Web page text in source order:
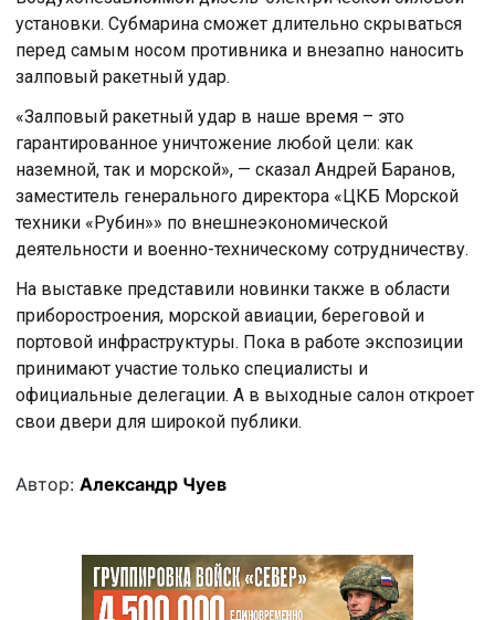
установки. Субмарина сможет длительно скрываться
перед самым носом противника и внезапно наносить
залповый ракетный удар.
«Залповый ракетный удар в наше время – это
гарантированное уничтожение любой цели: как
наземной, так и морской», — сказал Андрей Баранов,
заместитель генерального директора «ЦКБ Морской
техники «Рубин»» по внешнеэкономической
деятельности и военно-техническому сотрудничеству.
На выставке представили новинки также в области
приборостроения, морской авиации, береговой и
портовой инфраструктуры. Пока в работе экспозиции
принимают участие только специалисты и
официальные делегации. А в выходные салон откроет
свои двери для широкой публики.
Автор: Александр Чуев